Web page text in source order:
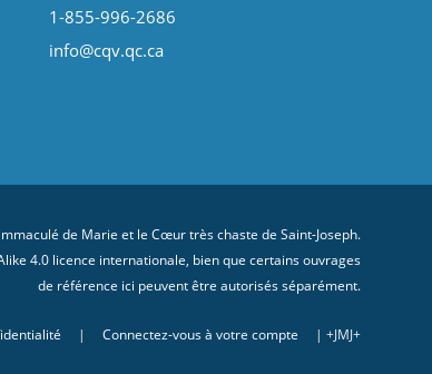
1-855-996-2686
info@cqv.qc.ca
de Marie et le Cœur très chaste de Saint-Joseph.
4.0 licence internationale , bien que certains ouvrages
de référence ici peuvent être autorisés séparément.
| Connectez-vous à votre compte | +JMJ+